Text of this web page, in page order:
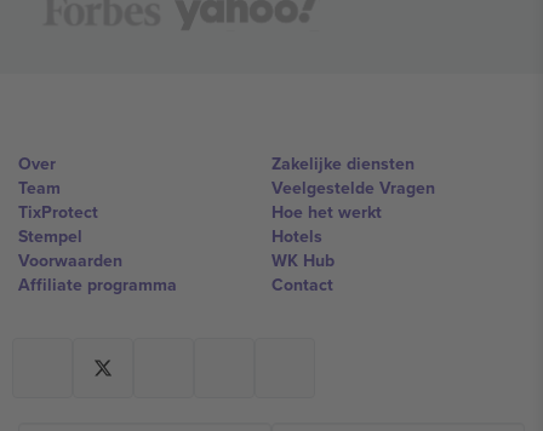
Over
Team
TixProtect
Stempel
Voorwaarden
Affiliate programma
Zakelijke diensten
Veelgestelde Vragen
Hoe het werkt
Hotels
WK Hub
Contact